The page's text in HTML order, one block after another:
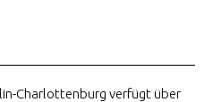
Charlottenburg verfügt über